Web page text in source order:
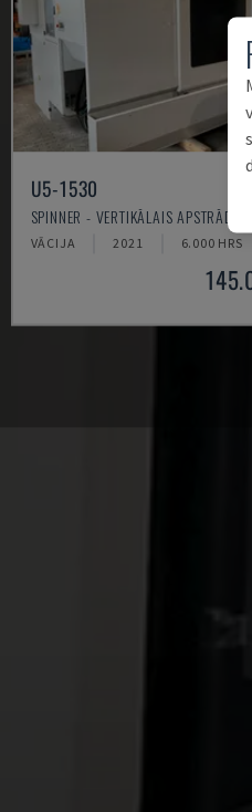
U5-1530
SPINNER - VERTIKĀLAIS APSTRĀDES
VĀCIJA 2021 6.000 HRS